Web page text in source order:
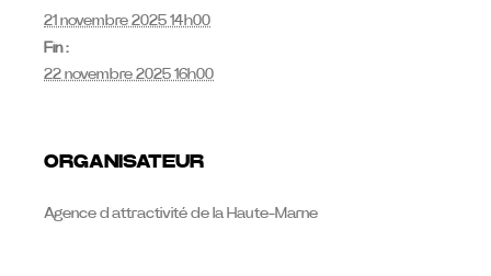
21 novembre 2025 14h00
Fin :
22 novembre 2025 16h00
ORGANISATEUR
Agence d’attractivité de la Haute-Marne